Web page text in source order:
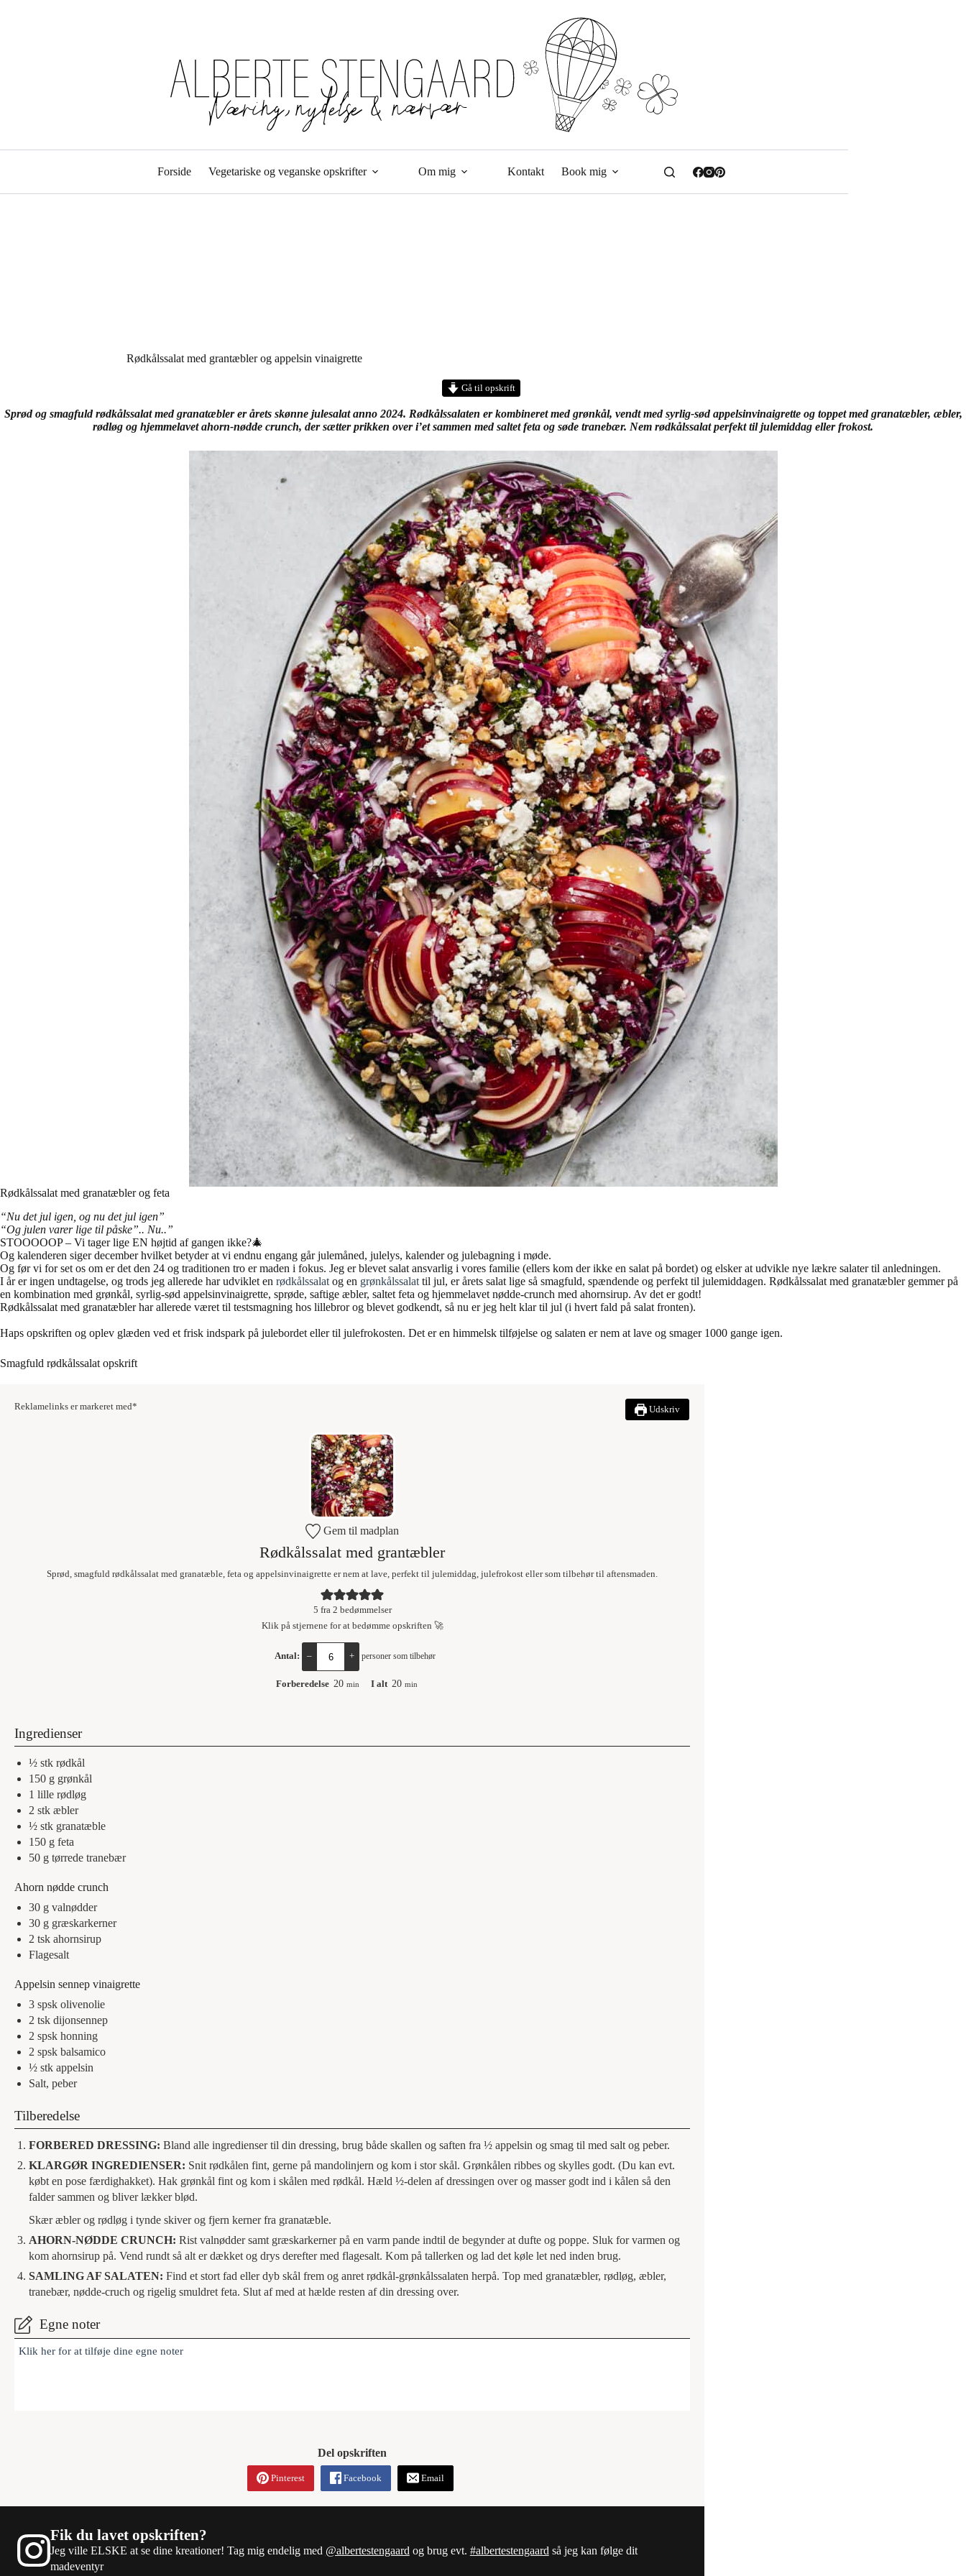
Forside Vegetariske og veganske opskrifter Om mig Kontakt Book mig
Rødkålssalat med grantæbler og appelsin vinaigrette
Gå til opskrift
Sprød og smagfuld rødkålssalat med granatæbler er årets skønne julesalat anno 2024. Rødkålssalaten er kombineret med grønkål, vendt med syrlig-sød appelsinvinaigrette og toppet med granatæbler, æbler,
rødløg og hjemmelavet ahorn-nødde crunch, der sætter prikken over i’et sammen med saltet feta og søde tranebær. Nem rødkålssalat perfekt til julemiddag eller frokost.
Rødkålssalat med granatæbler og feta
“Nu det jul igen, og nu det jul igen”
“Og julen varer lige til påske”.. Nu..”
STOOOOOP – Vi tager lige EN højtid af gangen ikke?🎄
Og kalenderen siger december hvilket betyder at vi endnu engang går julemåned, julelys, kalender og julebagning i møde.
Og før vi for set os om er det den 24 og traditionen tro er maden i fokus. Jeg er blevet salat ansvarlig i vores familie (ellers kom der ikke en salat på bordet) og elsker at udvikle nye lækre salater til anledningen.
I år er ingen undtagelse, og trods jeg allerede har udviklet en rødkålssalat og en grønkålssalat til jul, er årets salat lige så smagfuld, spændende og perfekt til julemiddagen. Rødkålssalat med granatæbler gemmer på
en kombination med grønkål, syrlig-sød appelsinvinaigrette, sprøde, saftige æbler, saltet feta og hjemmelavet nødde-crunch med ahornsirup. Av det er godt!
Rødkålssalat med granatæbler har allerede været til testsmagning hos lillebror og blevet godkendt, så nu er jeg helt klar til jul (i hvert fald på salat fronten).
Haps opskriften og oplev glæden ved et frisk indspark på julebordet eller til julefrokosten. Det er en himmelsk tilføjelse og salaten er nem at lave og smager 1000 gange igen.
Smagfuld rødkålssalat opskrift
Reklamelinks er markeret med* Udskriv
Gem til madplan
Rødkålssalat med grantæbler
Sprød, smagfuld rødkålssalat med granatæble, feta og appelsinvinaigrette er nem at lave, perfekt til julemiddag, julefrokost eller som tilbehør til aftensmaden.
5 fra 2 bedømmelser
Klik på stjernene for at bedømme opskriften 🚀
Antal: – + personer som tilbehør
Forberedelse 20 min I alt 20 min
Ingredienser
½ stk rødkål
150 g grønkål
1 lille rødløg
2 stk æbler
½ stk granatæble
150 g feta
50 g tørrede tranebær
Ahorn nødde crunch
30 g valnødder
30 g græskarkerner
2 tsk ahornsirup
Flagesalt
Appelsin sennep vinaigrette
3 spsk olivenolie
2 tsk dijonsennep
2 spsk honning
2 spsk balsamico
½ stk appelsin
Salt, peber
Tilberedelse
FORBERED DRESSING: Bland alle ingredienser til din dressing, brug både skallen og saften fra ½ appelsin og smag til med salt og peber.
KLARGØR INGREDIENSER: Snit rødkålen fint, gerne på mandolinjern og kom i stor skål. Grønkålen ribbes og skylles godt. (Du kan evt.
købt en pose færdighakket). Hak grønkål fint og kom i skålen med rødkål. Hæld ½-delen af dressingen over og masser godt ind i kålen så den
falder sammen og bliver lækker blød.
Skær æbler og rødløg i tynde skiver og fjern kerner fra granatæble.
AHORN-NØDDE CRUNCH: Rist valnødder samt græskarkerner på en varm pande indtil de begynder at dufte og poppe. Sluk for varmen og
kom ahornsirup på. Vend rundt så alt er dækket og drys derefter med flagesalt. Kom på tallerken og lad det køle let ned inden brug.
SAMLING AF SALATEN: Find et stort fad eller dyb skål frem og anret rødkål-grønkålssalaten herpå. Top med granatæbler, rødløg, æbler,
tranebær, nødde-cruch og rigelig smuldret feta. Slut af med at hælde resten af din dressing over.
Egne noter
Klik her for at tilføje dine egne noter
Del opskriften
Pinterest Facebook Email
Fik du lavet opskriften?
Jeg ville ELSKE at se dine kreationer! Tag mig endelig med @albertestengaard og brug evt. #albertestengaard så jeg kan følge dit
madeventyr